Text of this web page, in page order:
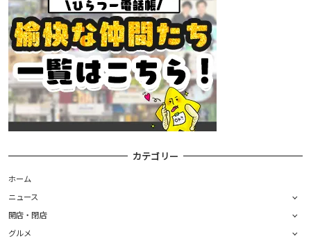
カテゴリー
ホーム
ニュース
開店・閉店
グルメ